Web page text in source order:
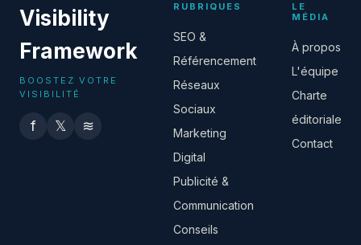
Visibility
Framework
BOOSTEZ VOTRE
VISIBILITÉ
f 𝕏 ≋
RUBRIQUES
SEO &
Référencement
Réseaux
Sociaux
Marketing
Digital
Publicité &
Communication
Conseils
LE
MÉDIA
À propos
L'équipe
Charte
éditoriale
Contact